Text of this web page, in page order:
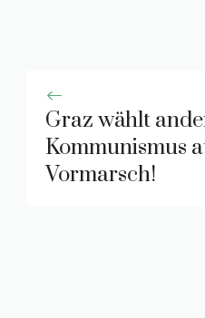
Graz wählt
Kommunismus
Vormarsch!